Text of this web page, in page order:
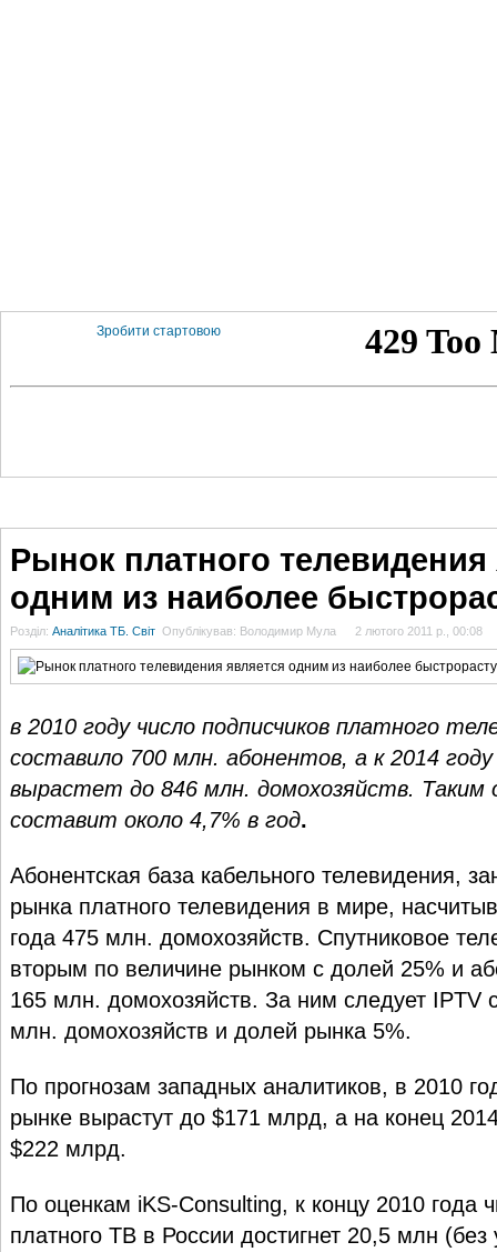
Зробити стартовою
Рынок платного телевидения
одним из наиболее
Розділ: Аналітика ТБ. Світ Опублікував: Володимир Мула 2 лютого 2011 р., 00:08
в 2010 году число подписчиков платного
составило 700 млн. абонентов, а к 2014
вырастет до 846 млн. домохозяйств. Таким
составит около 4,7% в год.
Абонентская база кабельного телевидения,
рынка платного телевидения в мире,
года 475 млн. домохозяйств. Спутниковое
вторым по величине рынком с долей 25% и
165 млн. домохозяйств. За ним следует IPTV
млн. домохозяйств и долей рынка 5%.
По прогнозам западных аналитиков, в 2010
рынке вырастут до $171 млрд, а на конец
$222 млрд.
По оценкам iKS-Consulting, к концу 2010 года
платного ТВ в России достигнет 20,5 млн (без